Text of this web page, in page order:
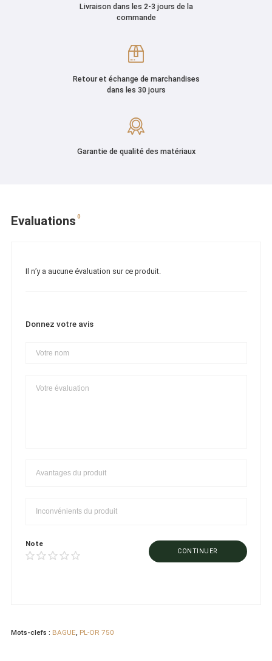
Livraison dans les 2-3 jours de la
commande
Retour et échange de marchandises
dans les 30 jours
Garantie de qualité des matériaux
Evaluations 0
Il n’y a aucune évaluation sur ce produit.
Donnez votre avis
Note
CONTINUER
Mots-clefs : BAGUE PL-OR 750